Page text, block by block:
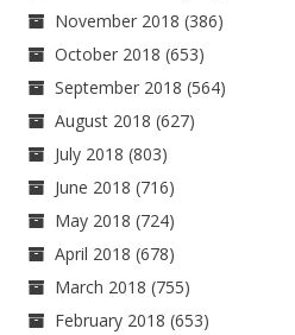
November 2018 (386)
October 2018 (653)
September 2018 (564)
August 2018 (627)
July 2018 (803)
June 2018 (716)
May 2018 (724)
April 2018 (678)
March 2018 (755)
February 2018 (653)